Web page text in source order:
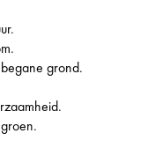
grond.